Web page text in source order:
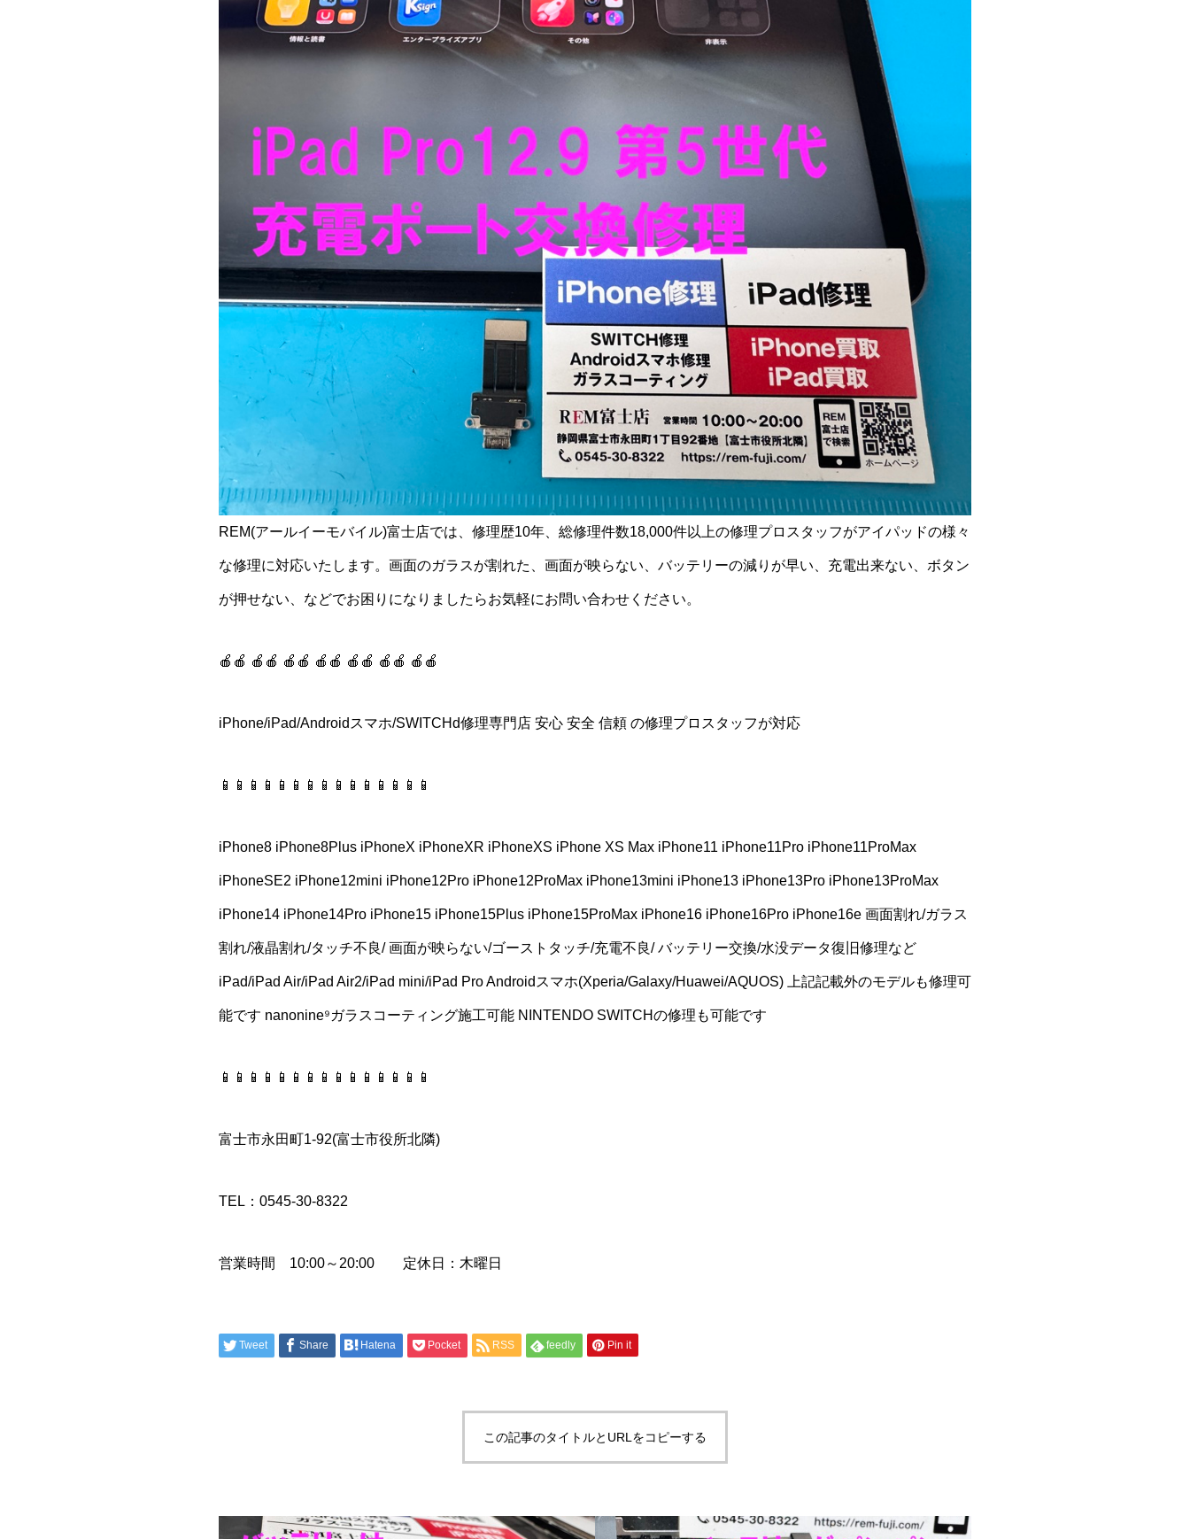
REM(アールイーモバイル)富士店では、修理歴10年、総修理件数18,000件以上の修理プロスタッフがアイパッドの様々
な修理に対応いたします。画面のガラスが割れた、画面が映らない、バッテリーの減りが早い、充電出来ない、ボタン
が押せない、などでお困りになりましたらお気軽にお問い合わせください。
🍎🍎 🍎🍎 🍎🍎 🍎🍎 🍎🍎 🍎🍎 🍎🍎
iPhone/iPad/Androidスマホ/SWITCHd修理専門店 安心 安全 信頼 の修理プロスタッフが対応
📱📱📱📱📱📱📱📱📱📱📱📱📱📱📱
iPhone8 iPhone8Plus iPhoneX iPhoneXR iPhoneXS iPhone XS Max iPhone11 iPhone11Pro iPhone11ProMax
iPhoneSE2 iPhone12mini iPhone12Pro iPhone12ProMax iPhone13mini iPhone13 iPhone13Pro iPhone13ProMax
iPhone14 iPhone14Pro iPhone15 iPhone15Plus iPhone15ProMax iPhone16 iPhone16Pro iPhone16e 画面割れ/ガラス
割れ/液晶割れ/タッチ不良/ 画面が映らない/ゴーストタッチ/充電不良/ バッテリー交換/水没データ復旧修理など
iPad/iPad Air/iPad Air2/iPad mini/iPad Pro Androidスマホ(Xperia/Galaxy/Huawei/AQUOS) 上記記載外のモデルも修理可
能です nanonine⁹ガラスコーティング施工可能 NINTENDO SWITCHの修理も可能です
📱📱📱📱📱📱📱📱📱📱📱📱📱📱📱
富士市永田町1-92(富士市役所北隣)
TEL：0545-30-8322
営業時間 10:00～20:00 定休日：木曜日
Tweet Share Hatena Pocket RSS feedly Pin it
この記事のタイトルとURLをコピーする